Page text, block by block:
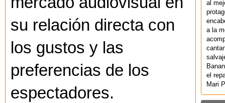
su relación directa con
los gustos y las
preferencias de los
espectadores.
al
a la
el
Mari